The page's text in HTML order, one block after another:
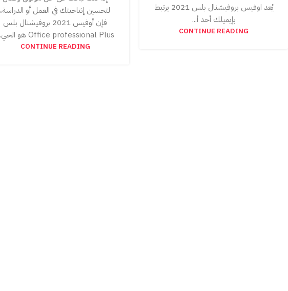
يُعد اوفيس بروفيشنال بلس 2021 يرتبط
بإيميلك أحد أ...
CONTINUE READING
لتحسين إنتاجيتك في العمل أو الدراسة،
فإن أوفيس 2021 بروفيشنال بلس
Office professional Plus هو الخي...
CONTINUE READING